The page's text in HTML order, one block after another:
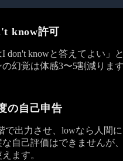
know許可
I don't knowと答えてよい」
幻覚は体感3〜5割減りま
の自己申告
で出力させ、lowなら人間
自己評価はできませんが
ます。